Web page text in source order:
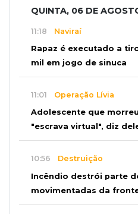
QUINTA, 06 DE
11:18 Naviraí
Rapaz é executado a
mil em jogo de sinuca
11:01 Operação Lívia
Adolescente que
"escrava virtual", diz
10:56 Destruição
Incêndio destrói parte
movimentadas da